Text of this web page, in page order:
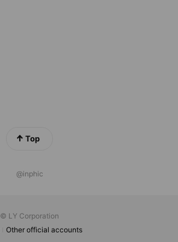
Top
@inphic
© LY Corporation
Other official accounts